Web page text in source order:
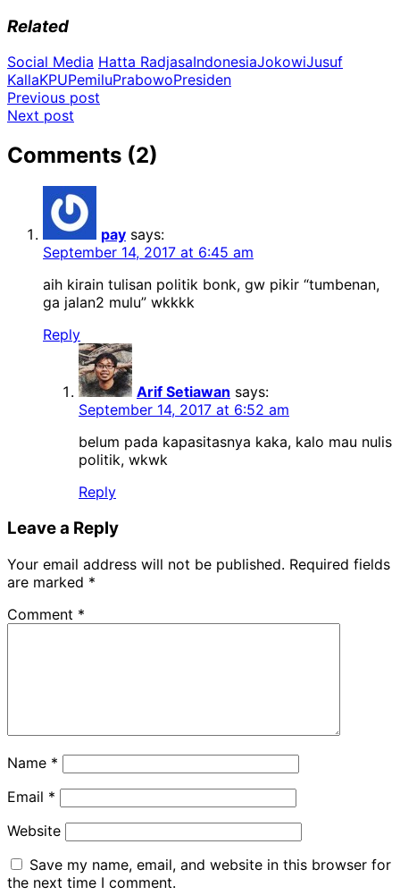
Related
Social Media Hatta RadjasaIndonesiaJokowiJusuf
KallaKPUPemiluPrabowoPresiden
Post
navigation
Previous post
Next post
Comments (2)
pay says:
September 14, 2017 at 6:45 am
aih kirain tulisan politik bonk, gw pikir “tumbenan,
ga jalan2 mulu” wkkkk
Reply
Arif Setiawan says:
September 14, 2017 at 6:52 am
belum pada kapasitasnya kaka, kalo mau nulis
politik, wkwk
Reply
Leave a Reply
Your email address will not be published. Required fields
are marked *
Comment *
Name *
Email *
Website
Save my name, email, and website in this browser for
the next time I comment.